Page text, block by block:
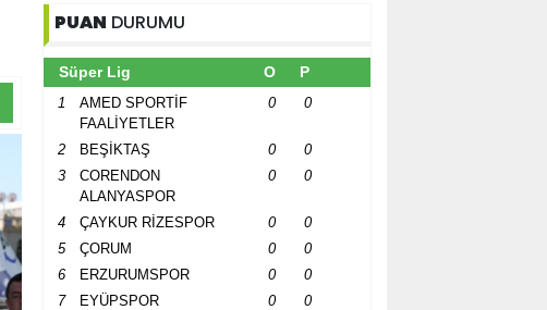
PUAN DURUMU
Süper Lig O P
1
AMED SPORTİF
FAALİYETLER
0 0
2 BEŞİKTAŞ 0
0
3
CORENDON
ALANYASPOR
0 0
4 ÇAYKUR RİZESPOR 0
0
5
ÇORUM 0
0
6
ERZURUMSPOR 0
0
7
EYÜPSPOR 0
0